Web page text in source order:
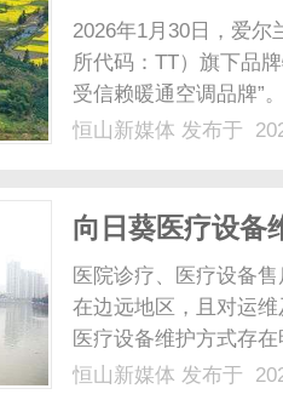
2026年1月30日，爱
所代码：TT）旗下品
受信赖暖通空调品牌”
恒山新媒体 发布于
向日葵医疗设备
医院诊疗、医疗设备
在边远地区，且对运
医疗设备维护方式存
延误诊疗；要么远程
恒山新媒体 发布于